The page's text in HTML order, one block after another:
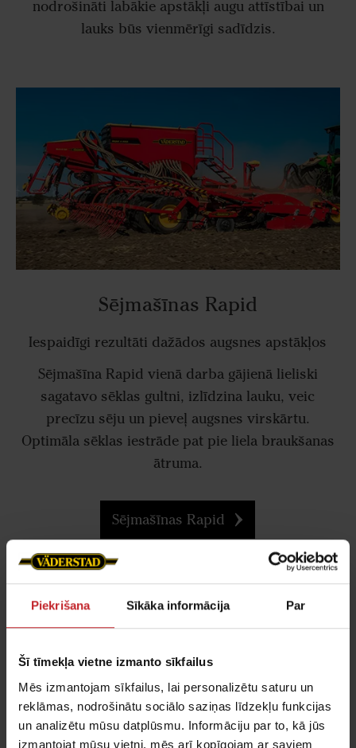
Piekrišana Sīkāka informācija Par
Šī tīmekļa vietne izmanto sīkfailus
Mēs izmantojam sīkfailus, lai personalizētu saturu un
reklāmas, nodrošinātu sociālo saziņas līdzekļu funkcijas
un analizētu mūsu datplūsmu. Informāciju par to, kā jūs
izmantojat mūsu vietni, mēs arī kopīgojam ar saviem
nodrošināti labākie apstākļi augu attīstībai un
lauks būs vienmērīgi sadīdzis.
Sējmašīnas Rapid
Iespaidīgi rezultāti dažādos augsnes apstākļos
Sējmašīna Rapid vienā darba gājienā lieliski
sagatavo sēklas gultni, izlīdzina lauku, veic
precīzu sēju un pieveļ augsnes virskārtu.
Optimāla sēklas iestrāde pat pie liela braukšanas
ātruma.
Sējmašīnas Rapid